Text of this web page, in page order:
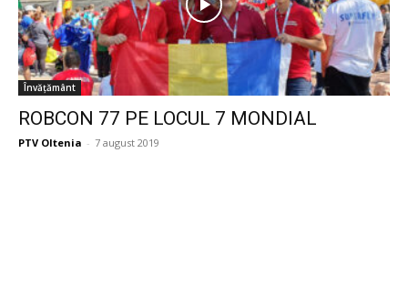
Învățământ
ROBCON 77 PE LOCUL 7 MONDIAL
PTV Oltenia - 7 august 2019